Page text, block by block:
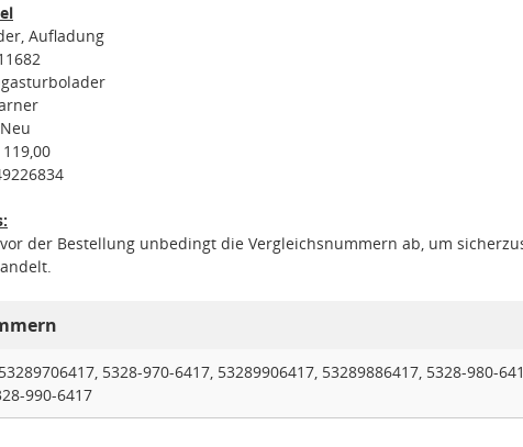
Aufladung
der Bestellung unbedingt die Vergleichsnummern ab, um
5328-970-6417, 53289906417, 53289886417, 5328-980-
990-6417